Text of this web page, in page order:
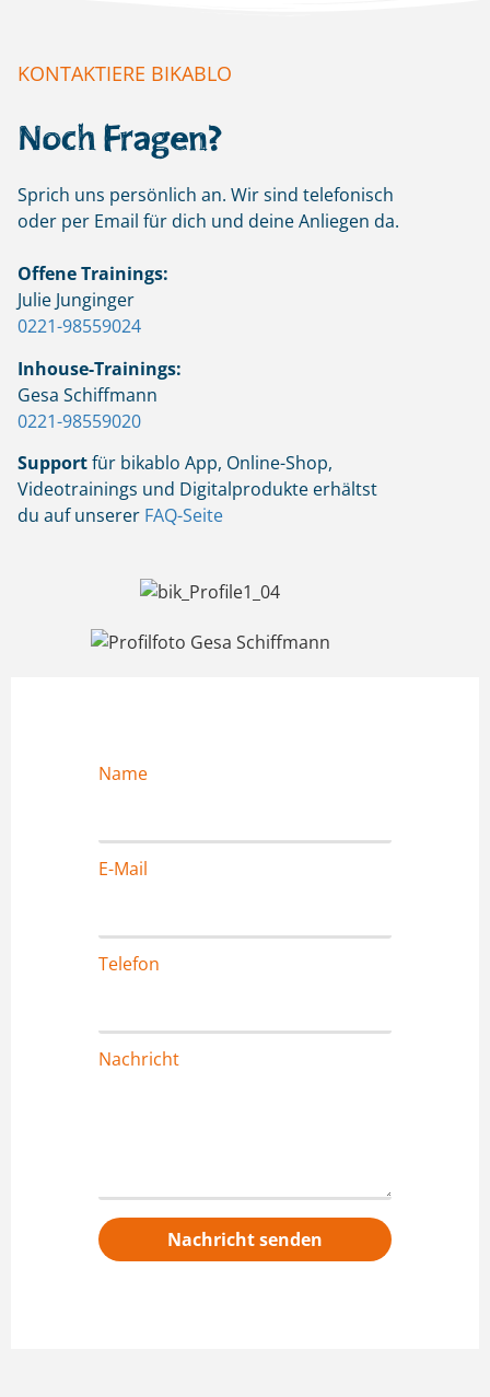
KONTAKTIERE BIKABLO
Noch Fragen?
Sprich uns persönlich an. Wir sind telefonisch
oder per Email für dich und deine Anliegen da.
Offene Trainings:
Julie Junginger
0221-98559024
Inhouse-Trainings:
Gesa Schiffmann
0221-98559020
Supportfür bikablo App, Online-Shop,
Videotrainings und Digitalprodukte erhältst
du auf unserer FAQ-Seite
Name
E-Mail
Telefon
Nachricht
Nachricht senden